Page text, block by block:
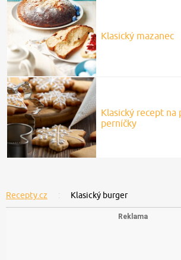
Klasický mazanec
Klasický recept na
perníčky
Recepty.cz Klasický burger